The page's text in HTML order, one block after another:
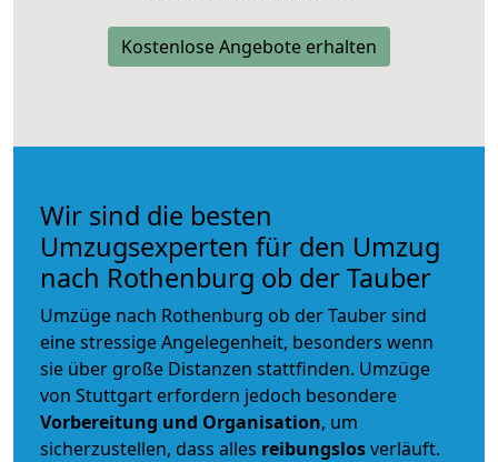
Kostenlose Angebote erhalten
Wir sind die besten
Umzugsexperten für den Umzug
nach Rothenburg ob der Tauber
Umzüge nach Rothenburg ob der Tauber sind
eine stressige Angelegenheit, besonders wenn
sie über große Distanzen stattfinden. Umzüge
von Stuttgart erfordern jedoch besondere
Vorbereitung und Organisation, um
sicherzustellen, dass alles reibungslosverläuft.